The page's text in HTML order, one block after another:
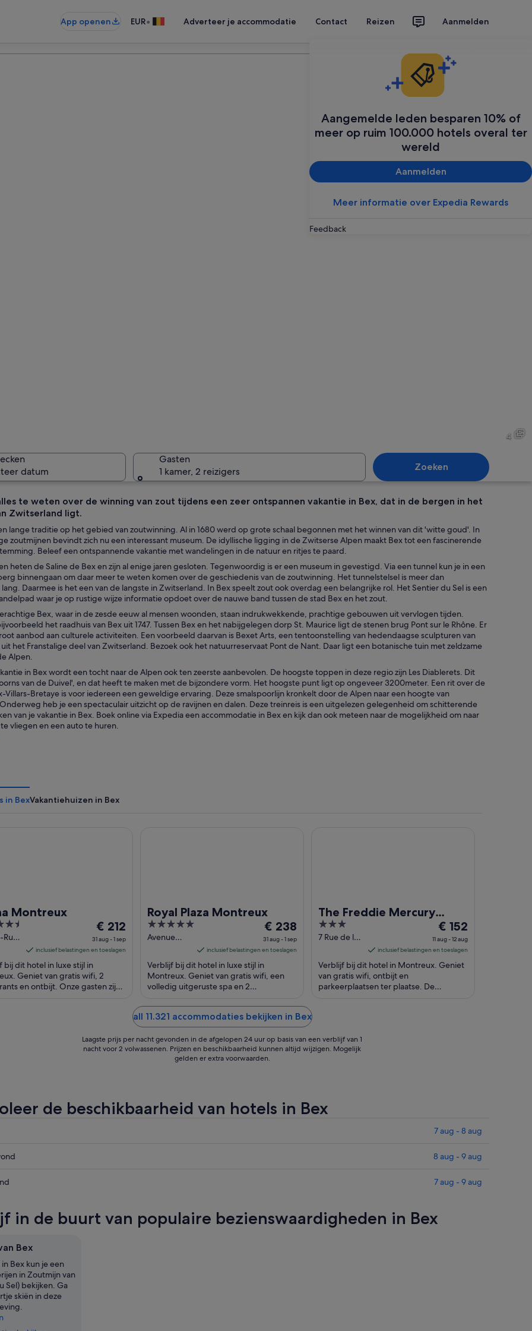
App openen EUR• Adverteer je accommodatie Contact Reizen Aanmelden
Aangemelde leden besparen 10% of
meer op ruim 100.000 hotels overal ter
wereld
Aanmelden
Meer informatie over Expedia Rewards
Feedback
Een bergachtig landschap met wijngaarden, een stad en een kasteel.
4
datum
Gasten
1 kamer, 2 reizigers
Zoeken
te weten over de winning van zout tijdens een zeer ontspannen vakantie in Bex, dat in de bergen in het
Zwitserland ligt.
lange traditie op het gebied van zoutwinning. Al in 1680 werd op grote schaal begonnen met het winnen van dit 'witte goud'. In
zoutmijnen bevindt zich nu een interessant museum. De idyllische ligging in de Zwitserse Alpen maakt Bex tot een fascinerende
Beleef een ontspannende vakantie met wandelingen in de natuur en ritjes te paard.
heten de Saline de Bex en zijn al enige jaren gesloten. Tegenwoordig is er een museum in gevestigd. Via een tunnel kun je in een
binnengaan om daar meer te weten komen over de geschiedenis van de zoutwinning. Het tunnelstelsel is meer dan
Daarmee is het een van de langste in Zwitserland. In Bex speelt zout ook overdag een belangrijke rol. Het Sentier du Sel is een
waar je op rustige wijze informatie opdoet over de nauwe band tussen de stad Bex en het zout.
Bex, waar in de zesde eeuw al mensen woonden, staan indrukwekkende, prachtige gebouwen uit vervlogen tijden.
het raadhuis van Bex uit 1747. Tussen Bex en het nabijgelegen dorp St. Maurice ligt de stenen brug Pont sur le Rhône. Er
aanbod aan culturele activiteiten. Een voorbeeld daarvan is Bexet Arts, een tentoonstelling van hedendaagse sculpturen van
uit het Franstalige deel van Zwitserland. Bezoek ook het natuurreservaat Pont de Nant. Daar ligt een botanische tuin met zeldzame
Alpen.
in Bex wordt een tocht naar de Alpen ook ten zeerste aanbevolen. De hoogste toppen in deze regio zijn Les Diablerets. Dit
van de Duivel', en dat heeft te maken met de bijzondere vorm. Het hoogste punt ligt op ongeveer 3200meter. Een rit over de
Villars-Bretaye is voor iedereen een geweldige ervaring. Deze smalspoorlijn kronkelt door de Alpen naar een hoogte van
heb je een spectaculair uitzicht op de ravijnen en dalen. Deze treinreis is een uitgelezen gelegenheid om schitterende
van je vakantie in Bex. Boek online via Expedia een accommodatie in Bex en kijk dan ook meteen naar de mogelijkheid om naar
vliegen en een auto te huren.
in BexVakantiehuizen in Bex
Montreux
Rue
De
prijs
is
per
nacht
tot
1
€ 212
31 aug - 1 sep
inclusief belastingen en toeslagen
bij dit hotel in luxe stijl in
Geniet van gratis wifi, 2
en ontbijt. Onze gasten zijn
Royal Plaza Montreux
5
out
5
Avenue
Montreux
VD
De
prijs
is
per
31
aug
tot
1
sep
€ 238
31 aug - 1 sep
inclusief belastingen en toeslagen
Verblijf bij dit hotel in luxe stijl in
Montreux. Geniet van gratis wifi, een
volledig uitgeruste spa en 2
beoordelingen ...
The Freddie Mercury
Hotel
3
out
5
7 Rue de la
VD
De
prijs
is
€ 152
nacht
€ 152
11 aug - 12 aug
inclusief belastingen en toeslagen
Verblijf bij dit hotel in Montreux. Geniet
van gratis wifi, ontbijt en
parkeerplaatsen ter plaatse. De
all 11.321 accommodaties bekijken in Bex
Laagste prijs per nacht gevonden in de afgelopen 24 uur op basis van een verblijf van 1
nacht voor 2 volwassenen. Prijzen en beschikbaarheid kunnen altijd wijzigen. Mogelijk
gelden er extra voorwaarden.
de beschikbaarheid van hotels in Bex
7 aug - 8 aug
8 aug - 9 aug
7 aug - 9 aug
in de buurt van populaire bezienswaardigheden in Bex
Bex
Bex kun je een
in Zoutmijn van
Sel) bekijken. Ga
skiën in deze